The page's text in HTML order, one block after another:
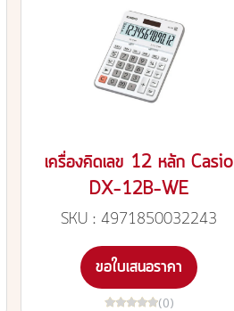
เครื่องคิดเลข 12 หลัก Casio
DX-12B-WE
SKU : 4971850032243
ขอใบเสนอราคา
(0)